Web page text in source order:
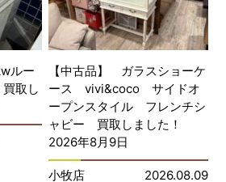
ルー
取し
【中古品】 ガラスショーケ
ース vivi&coco サイドオ
ープンスタイル フレンチシ
ャビー 買取しました！
2026年8月9日
小牧店 2026.08.09